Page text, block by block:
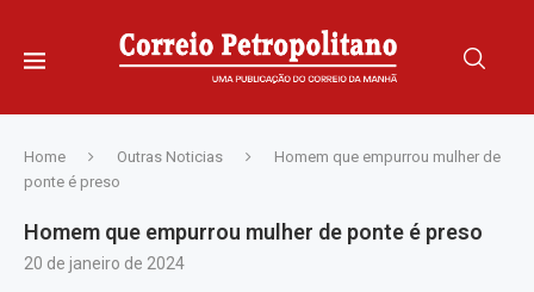
Home Outras Noticias
Homem que empurrou mulher de
ponte é preso
Homem que empurrou mulher de ponte é preso
20 de janeiro de 2024